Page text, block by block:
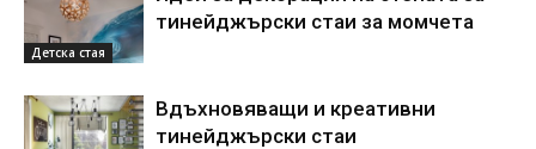
Детска стая
тинейджърски стаи за момчета
Вдъхновяващи и креативни
тинейджърски стаи